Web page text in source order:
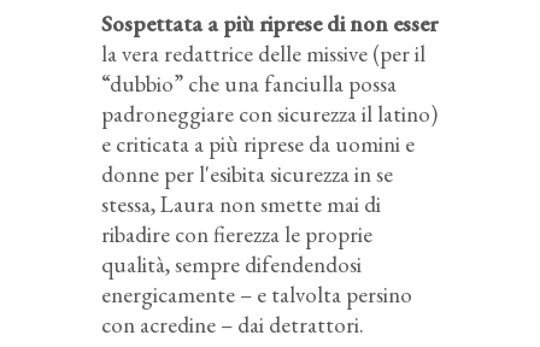
Sospettata a più riprese di non esser
la vera redattrice delle missive (per il
“dubbio” che una fanciulla possa
padroneggiare con sicurezza il latino)
e criticata a più riprese da uomini e
donne per l'esibita sicurezza in se
stessa, Laura non smette mai di
ribadire con fierezza le proprie
qualità, sempre difendendosi
energicamente – e talvolta persino
con acredine – dai detrattori.